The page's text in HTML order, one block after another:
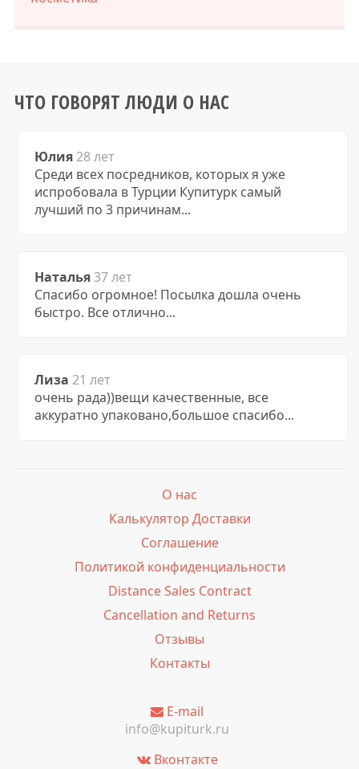
ЧТО ГОВОРЯТ ЛЮДИ О НАС
Юлия 28 лет
Среди всех посредников, которых я уже
испробовала в Турции Купитурк самый
лучший по 3 причинам...
Наталья37 лет
Спасибо огромное! Посылка дошла очень
быстро. Все отлично...
Лиза 21 лет
очень рада))вещи качественные, все
аккуратно упаковано,большое спасибо...
О нас
Калькулятор Доставки
Соглашение
Политикой конфиденциальности
Distance Sales Contract
Cancellation and Returns
Отзывы
Контакты
E-mail
info@kupiturk.ru
Вконтакте